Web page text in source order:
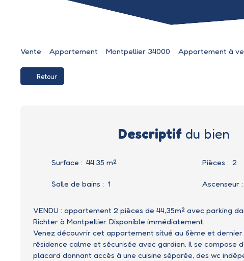
Vente Appartement Montpellier 34000 Appartement à
Retour
Descriptifdu bien
Surface : 44.35 m² Pièces : 2
Salle de bains : 1 Ascenseur :
VENDU : appartement 2 pièces de 44,35m² avec parking
Richter à Montpellier. Disponible immédiatement.
Venez découvrir cet appartement situé au 6ème et
résidence calme et sécurisée avec gardien. Il se compose
placard donnant accès à une cuisine séparée, des wc